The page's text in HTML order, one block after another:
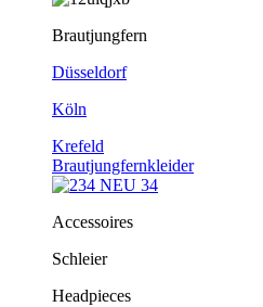
Brautjungfern
Düsseldorf
Köln
Krefeld
Brautjungfernkleider
Accessoires
Schleier
Headpieces